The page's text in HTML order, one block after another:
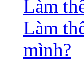
Làm
Làm
mình?